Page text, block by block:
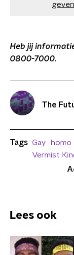
geven
Heb jij
0800-7000.
The
Tags Gay homo
Vermist
Lees ook